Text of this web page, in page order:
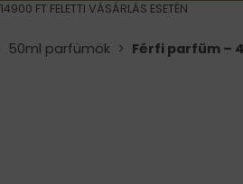
14900 FT FELETTI VÁSÁRLÁS ESETÉN
50ml parfümök > Férfi parfüm –